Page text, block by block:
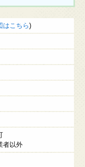
はこちら)
者以外